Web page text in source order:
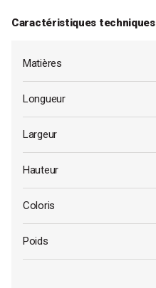
Caractéristiques techniques
Matières
Longueur
Largeur
Hauteur
Coloris
Poids